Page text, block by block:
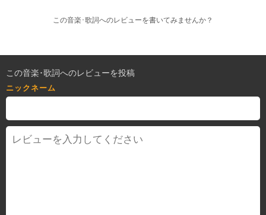
この音楽･歌詞へのレビューを書いてみませんか？
この音楽･歌詞へのレビューを投稿
ニックネーム